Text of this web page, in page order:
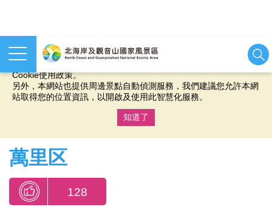
本網站使用cookies等相關技術以持續優化網站服務，並有助於為
您提供更佳的體驗，當您繼續使用本網站即表示您同意我們的
Cookie使用政策。
另外，本網站也提供周邊景點自動偵測服務，我們建議您允許本網
站取得您的位置資訊，以開啟及使用此智慧化服務。
知道了
萬里区
128